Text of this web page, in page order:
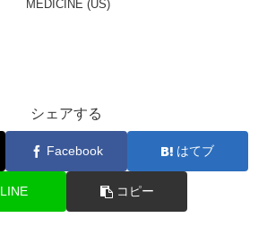
MEDICINE (US)
シェアする
Facebook はてブ
LINE コピー